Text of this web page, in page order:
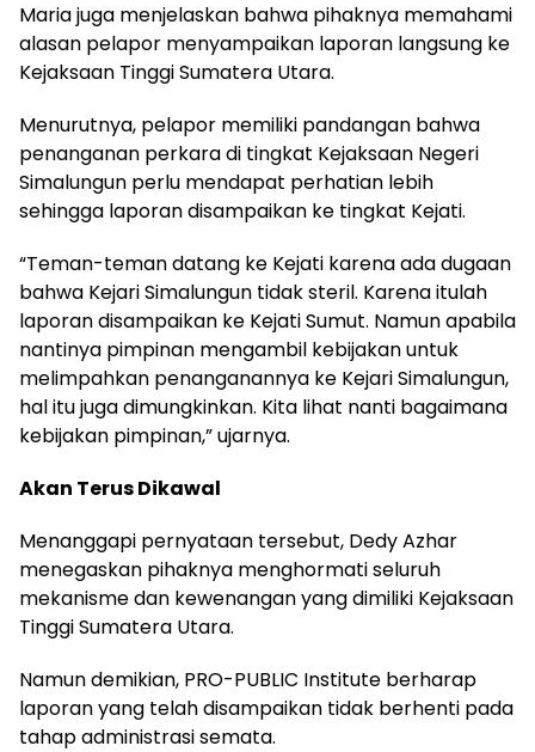
Maria juga menjelaskan bahwa pihaknya memahami
alasan pelapor menyampaikan laporan langsung ke
Kejaksaan Tinggi Sumatera Utara.
Menurutnya, pelapor memiliki pandangan bahwa
penanganan perkara di tingkat Kejaksaan Negeri
Simalungun perlu mendapat perhatian lebih
sehingga laporan disampaikan ke tingkat Kejati.
“Teman-teman datang ke Kejati karena ada dugaan
bahwa Kejari Simalungun tidak steril. Karena itulah
laporan disampaikan ke Kejati Sumut. Namun apabila
nantinya pimpinan mengambil kebijakan untuk
melimpahkan penanganannya ke Kejari Simalungun,
hal itu juga dimungkinkan. Kita lihat nanti bagaimana
kebijakan pimpinan,” ujarnya.
Akan Terus Dikawal
Menanggapi pernyataan tersebut, Dedy Azhar
menegaskan pihaknya menghormati seluruh
mekanisme dan kewenangan yang dimiliki Kejaksaan
Tinggi Sumatera Utara.
Namun demikian, PRO-PUBLIC Institute berharap
laporan yang telah disampaikan tidak berhenti pada
tahap administrasi semata.